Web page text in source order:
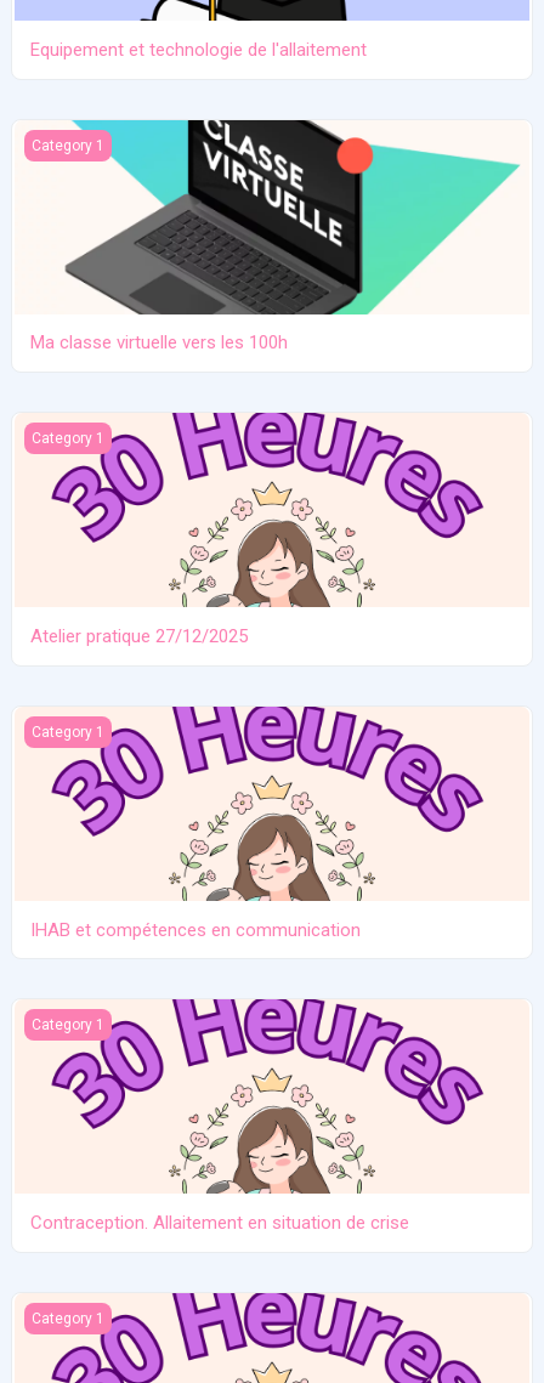
Equipement et technologie de l'allaitement
Ma classe virtuelle vers les 100h
Category 1
Ma classe virtuelle vers les 100h
Atelier pratique 27/12/2025
Category 1
Atelier pratique 27/12/2025
IHAB et compétences en communication
Category 1
IHAB et compétences en communication
Contraception. Allaitement en situation de crise
Category 1
Contraception. Allaitement en situation de crise
Allaitement travail et séparation
Category 1